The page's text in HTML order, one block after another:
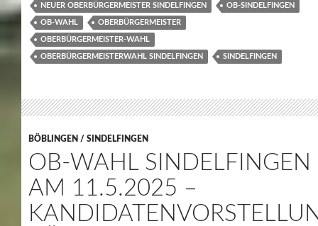
NEUER OBERBÜRGERMEISTER SINDELFINGEN OB-SINDELFINGEN
OB-WAHL OBERBÜRGERMEISTER
OBERBÜRGERMEISTER-WAHL
OBERBÜRGERMEISTERWAHL SINDELFINGEN SINDELFINGEN
BÖBLINGEN / SINDELFINGEN
OB-WAHL SINDELFINGEN
AM 11.5.2025 –